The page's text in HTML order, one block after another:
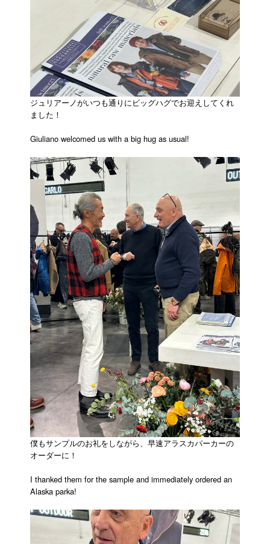
ジュリアーノがいつも通りにビッグハグでお迎えしてくれ
ました！
Giuliano welcomed us with a big hug as usual!
僕もサンプルのお礼をしながら、早速アラスカパーカーの
オーダーに！
I thanked them for the sample and immediately ordered an
Alaska parka!